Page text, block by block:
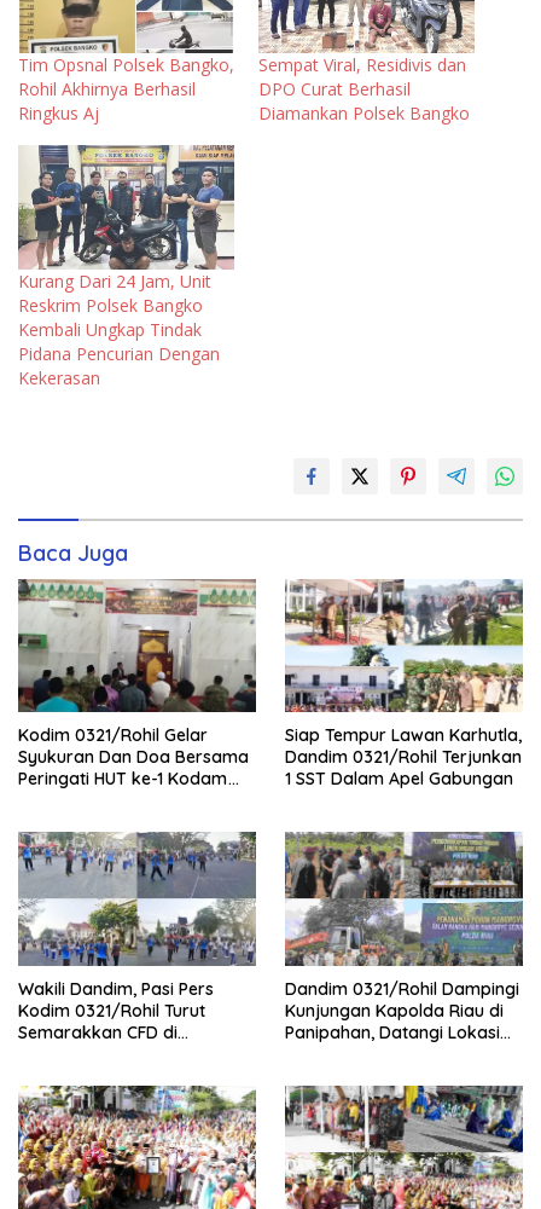
Tim Opsnal Polsek Bangko,
Rohil Akhirnya Berhasil
Ringkus Aj
Sempat Viral, Residivis dan
DPO Curat Berhasil
Diamankan Polsek Bangko
Kurang Dari 24 Jam, Unit
Reskrim Polsek Bangko
Kembali Ungkap Tindak
Pidana Pencurian Dengan
Kekerasan
Baca Juga
Kodim 0321/Rohil Gelar
Syukuran Dan Doa Bersama
Peringati HUT ke-1 Kodam
Siap Tempur Lawan Karhutla,
Dandim 0321/Rohil Terjunkan
1 SST Dalam Apel Gabungan
Wakili Dandim, Pasi Pers
Kodim 0321/Rohil Turut
Semarakkan CFD di
Dandim 0321/Rohil Dampingi
Kunjungan Kapolda Riau di
Panipahan, Datangi Lokasi